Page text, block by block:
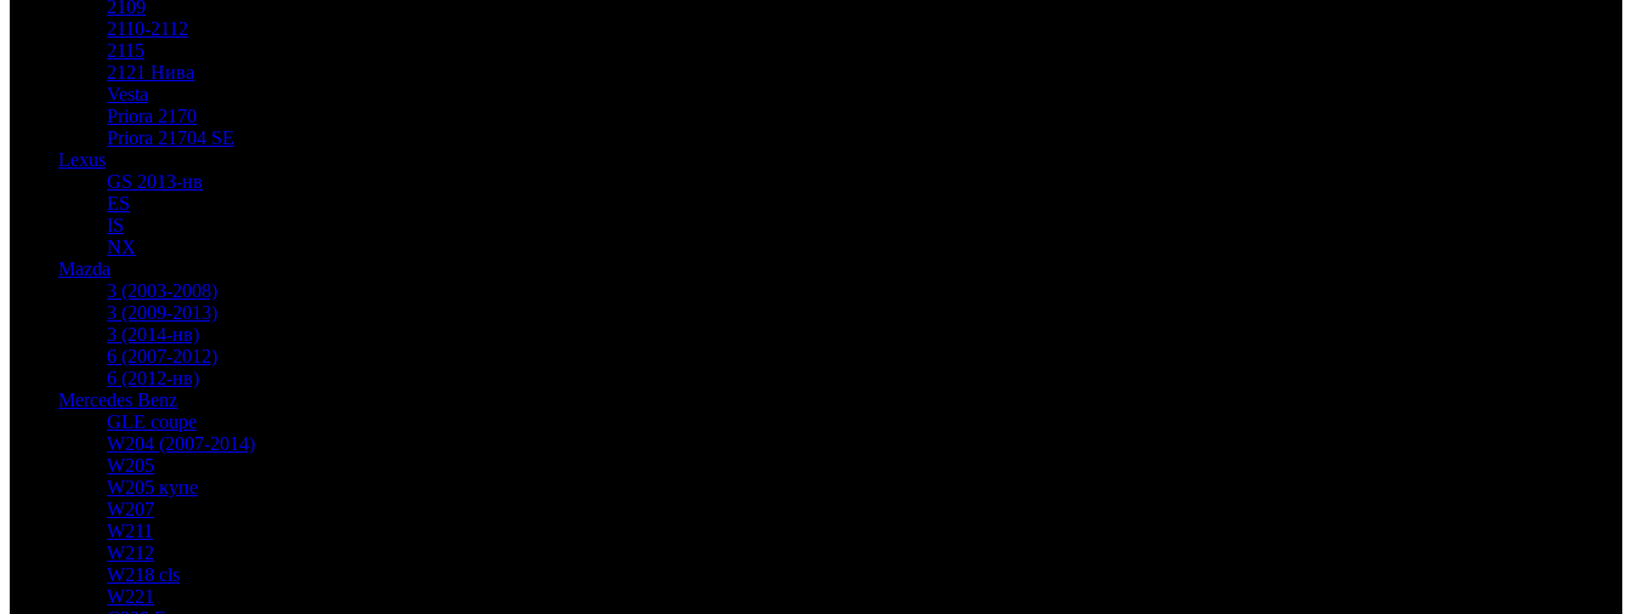
2109
2110-2112
2115
2121 Нива
Vesta
Priora 2170
Priora 21704 SE
Lexus
GS 2013-нв
ES
IS
NX
Mazda
3 (2003-2008)
3 (2009-2013)
3 (2014-нв)
6 (2007-2012)
6 (2012-нв)
Mercedes Benz
GLE coupe
W204 (2007-2014)
W205
W205 купе
W207
W211
W212
W218 cls
W221